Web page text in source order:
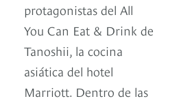
protagonistas del All
You Can Eat & Drink de
Tanoshii, la cocina
asiática del hotel
Marriott. Dentro de las